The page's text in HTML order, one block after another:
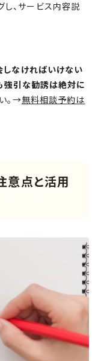
、サービス内容説
しなければいけない
強引な勧誘は絶対に
。→無料相談予約は
意点と活用